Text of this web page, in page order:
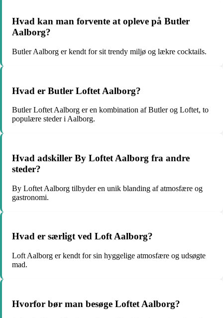
Hvad kan man forvente at opleve på Butler
Aalborg?
Butler Aalborg er kendt for sit trendy miljø og lækre cocktails.
Hvad er Butler Loftet Aalborg?
Butler Loftet Aalborg er en kombination af Butler og Loftet, to
populære steder i Aalborg.
Hvad adskiller By Loftet Aalborg fra andre
steder?
By Loftet Aalborg tilbyder en unik blanding af atmosfære og
gastronomi.
Hvad er særligt ved Loft Aalborg?
Loft Aalborg er kendt for sin hyggelige atmosfære og udsøgte
mad.
Hvorfor bør man besøge Loftet Aalborg?